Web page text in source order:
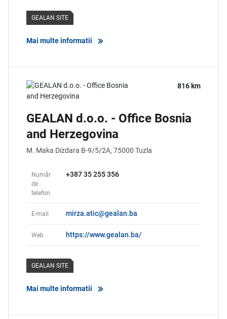
GEALAN SITE
Mai multe informatii
816 km
GEALAN d.o.o. - Office Bosnia
and Herzegovina
M. Maka Dizdara B-9/5/2A, 75000 Tuzla
Număr
de
telefon
+387 35 255 356
E-mail mirza.atic@gealan.ba
Web https://www.gealan.ba/
GEALAN SITE
Mai multe informatii